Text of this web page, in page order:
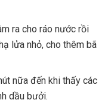
ra cho ráo nước rồi
lửa nhỏ, cho thêm bã
nữa đến khi thấy các
dầu bưởi.